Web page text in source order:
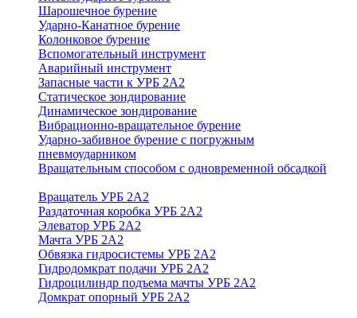
Шарошечное бурение
Ударно-Канатное бурение
Колонковое бурение
Вспомогательный инструмент
Аварийный инструмент
Запасные части к УРБ 2А2
Статическое зондирование
Динамическое зондирование
Вибрационно-вращательное бурение
Ударно-забивное бурение с погружным
пневмоударником
Вращательным способом с одновременной обсадкой
Вращатель УРБ 2А2
Раздаточная коробка УРБ 2А2
Элеватор УРБ 2А2
Мачта УРБ 2А2
Обвязка гидросистемы УРБ 2А2
Гидродомкрат подачи УРБ 2А2
Гидроцилиндр подъема мачты УРБ 2А2
Домкрат опорный УРБ 2А2